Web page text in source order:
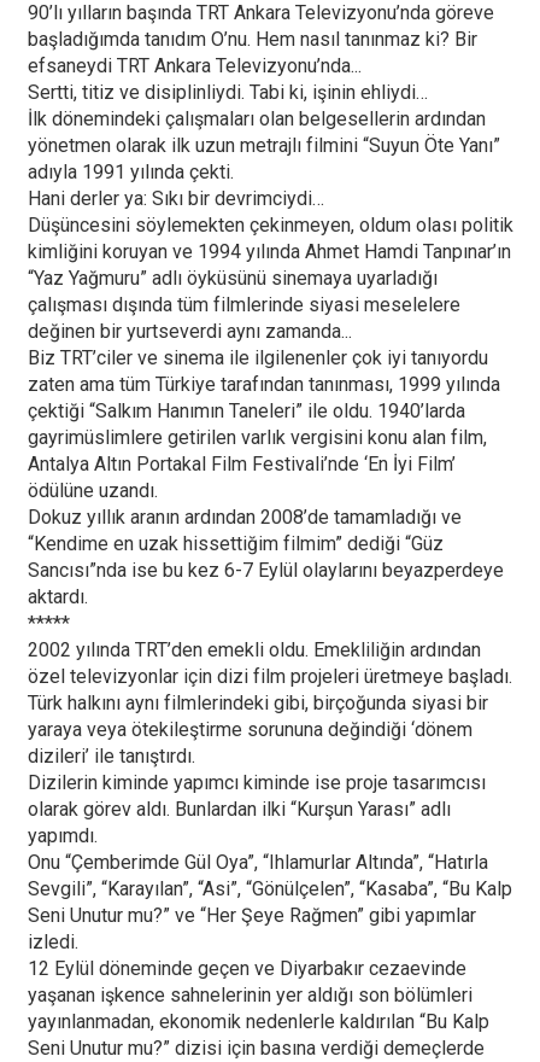
90’lı yılların başında TRT Ankara Televizyonu’nda göreve
başladığımda tanıdım O’nu. Hem nasıl tanınmaz ki? Bir
efsaneydi TRT Ankara Televizyonu’nda...
Sertti, titiz ve disiplinliydi. Tabi ki, işinin ehliydi…
İlk dönemindeki çalışmaları olan belgesellerin ardından
yönetmen olarak ilk uzun metrajlı filmini “Suyun Öte Yanı”
adıyla 1991 yılında çekti.
Hani derler ya: Sıkı bir devrimciydi…
Düşüncesini söylemekten çekinmeyen, oldum olası politik
kimliğini koruyan ve 1994 yılında Ahmet Hamdi Tanpınar’ın
“Yaz Yağmuru” adlı öyküsünü sinemaya uyarladığı
çalışması dışında tüm filmlerinde siyasi meselelere
değinen bir yurtseverdi aynı zamanda...
Biz TRT’ciler ve sinema ile ilgilenenler çok iyi tanıyordu
zaten ama tüm Türkiye tarafından tanınması, 1999 yılında
çektiği “Salkım Hanımın Taneleri” ile oldu. 1940’larda
gayrimüslimlere getirilen varlık vergisini konu alan film,
Antalya Altın Portakal Film Festivali’nde ‘En İyi Film’
ödülüne uzandı.
Dokuz yıllık aranın ardından 2008’de tamamladığı ve
“Kendime en uzak hissettiğim filmim” dediği “Güz
Sancısı”nda ise bu kez 6-7 Eylül olaylarını beyazperdeye
aktardı.
*****
2002 yılında TRT’den emekli oldu. Emekliliğin ardından
özel televizyonlar için dizi film projeleri üretmeye başladı.
Türk halkını aynı filmlerindeki gibi, birçoğunda siyasi bir
yaraya veya ötekileştirme sorununa değindiği ‘dönem
dizileri’ ile tanıştırdı.
Dizilerin kiminde yapımcı kiminde ise proje tasarımcısı
olarak görev aldı. Bunlardan ilki “Kurşun Yarası” adlı
yapımdı.
Onu “Çemberimde Gül Oya”, “Ihlamurlar Altında”, “Hatırla
Sevgili”, “Karayılan”, “Asi”, “Gönülçelen”, “Kasaba”, “Bu Kalp
Seni Unutur mu?” ve “Her Şeye Rağmen” gibi yapımlar
izledi.
12 Eylül döneminde geçen ve Diyarbakır cezaevinde
yaşanan işkence sahnelerinin yer aldığı son bölümleri
yayınlanmadan, ekonomik nedenlerle kaldırılan “Bu Kalp
Seni Unutur mu?” dizisi için basına verdiği demeçlerde